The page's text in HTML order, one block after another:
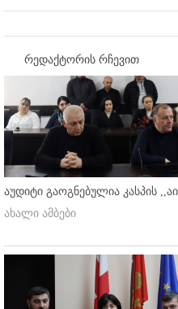
რედაქტორის რჩევით
აუდიტი გაოგნებულია კასპის
ახალი ამბები